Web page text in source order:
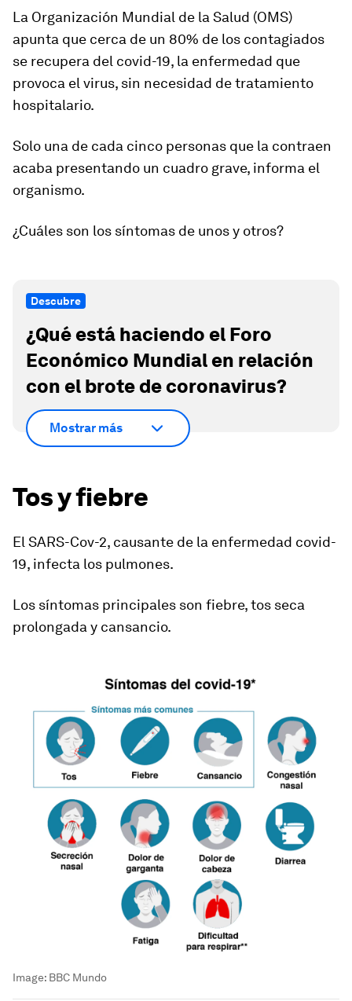
La Organización Mundial de la Salud (OMS)
apunta que cerca de un 80% de los contagiados
se recupera del covid-19, la enfermedad que
provoca el virus, sin necesidad de tratamiento
hospitalario.
Solo una de cada cinco personas que la contraen
acaba presentando un cuadro grave, informa el
organismo.
¿Cuáles son los síntomas de unos y otros?
Descubre
¿Qué está haciendo el Foro
Económico Mundial en relación
con el brote de coronavirus?
Mostrar más
Tos y fiebre
El SARS-Cov-2, causante de la enfermedad covid-
19, infecta los pulmones.
Los síntomas principales son fiebre, tos seca
prolongada y cansancio.
Image: BBC Mundo